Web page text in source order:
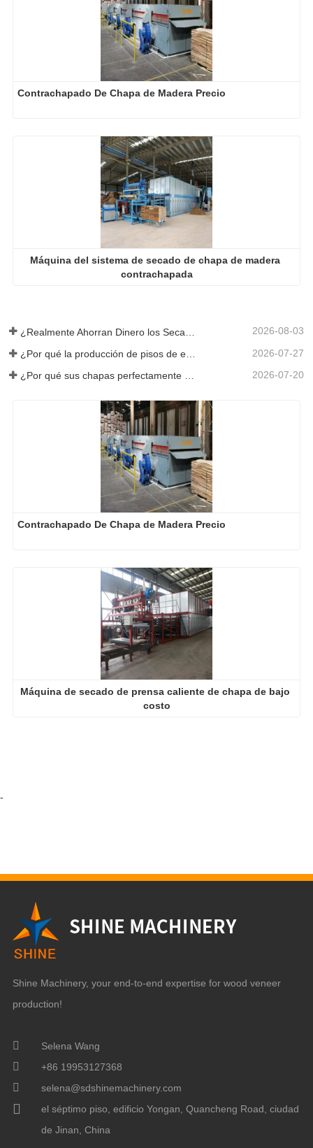
Contrachapado De Chapa de Madera Precio
Máquina del sistema de secado de chapa de madera
contrachapada
2026-08-03
2026-07-27
¿Por qué sus chapas perfectamente secadas se rehumedecen? 2026-07-20
Contrachapado De Chapa de Madera Precio
Máquina de secado de prensa caliente de chapa de bajo
costo
-
Shine Machinery, your end-to-end expertise for wood veneer
production!
Selena Wang
+86 19953127368
selena@sdshinemachinery.com
el séptimo piso, edificio Yongan, Quancheng Road, ciudad
de Jinan, China